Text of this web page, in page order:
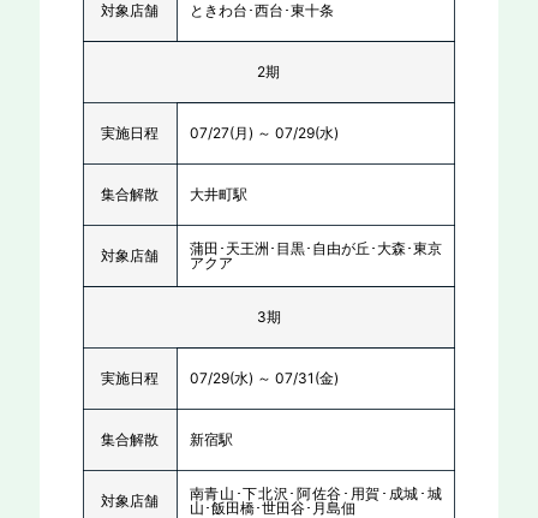
対象店舗 ときわ台･西台･東十条
2期
実施日程 07/27(月) ～ 07/29(水)
集合解散 大井町駅
対象店舗
蒲田･天王洲･目黒･自由が丘･大森･東京
アクア
3期
実施日程 07/29(水) ～ 07/31(金)
集合解散 新宿駅
対象店舗
南青山･下北沢･阿佐谷･用賀･成城･城
山･飯田橋･世田谷･月島佃